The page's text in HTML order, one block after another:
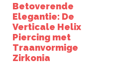
Betoverende
Elegantie: De
Verticale Helix
Piercing met
Traanvormige
Zirkonia